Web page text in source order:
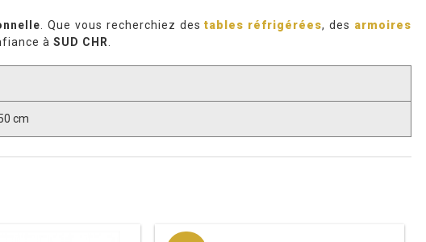
. Que vous recherchiez destables réfrigérées, des armoires
à SUD CHR
cm